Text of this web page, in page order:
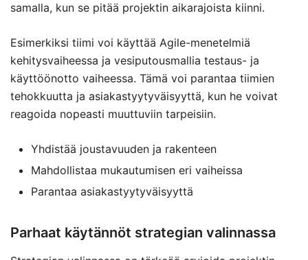
samalla, kun se pitää projektin aikarajoista kiinni.
Esimerkiksi tiimi voi käyttää Agile-menetelmiä
kehitysvaiheessa ja vesiputousmallia testaus- ja
käyttöönotto vaiheessa. Tämä voi parantaa tiimien
tehokkuutta ja asiakastyytyväisyyttä, kun he voivat
reagoida nopeasti muuttuviin tarpeisiin.
Yhdistää joustavuuden ja rakenteen
Mahdollistaa mukautumisen eri vaiheissa
Parantaa asiakastyytyväisyyttä
Parhaat käytännöt strategian valinnassa